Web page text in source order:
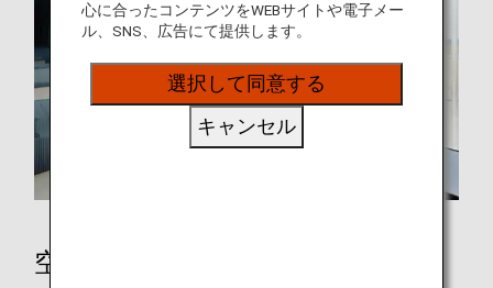
空港
心に合ったコンテンツをWEBサイトや電子メー
ル、SNS、広告にて提供します。
選択して同意する
キャンセル